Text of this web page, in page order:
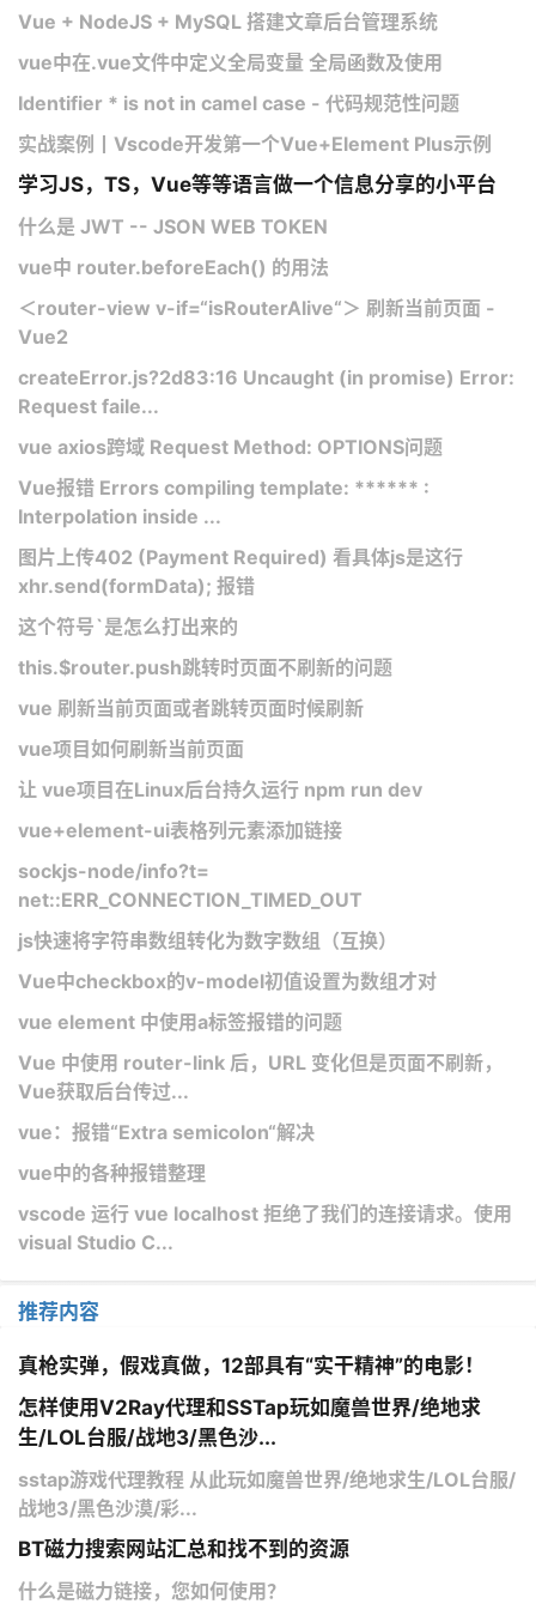
Vue + NodeJS + MySQL 搭建文章后台管理系统
vue中在.vue文件中定义全局变量 全局函数及使用
Identifier * is not in camel case - 代码规范性问题
实战案例丨Vscode开发第一个Vue+Element Plus示例
学习JS，TS，Vue等等语言做一个信息分享的小平台
什么是 JWT -- JSON WEB TOKEN
vue中 router.beforeEach() 的用法
＜router-view v-if=“isRouterAlive“＞ 刷新当前页面 -
Vue2
createError.js?2d83:16 Uncaught (in promise) Error:
Request faile...
vue axios跨域 Request Method: OPTIONS问题
Vue报错 Errors compiling template: ****** :
Interpolation inside ...
图片上传402 (Payment Required) 看具体js是这行
xhr.send(formData); 报错
这个符号`是怎么打出来的
this.$router.push跳转时页面不刷新的问题
vue 刷新当前页面或者跳转页面时候刷新
vue项目如何刷新当前页面
让 vue项目在Linux后台持久运行 npm run dev
vue+element-ui表格列元素添加链接
sockjs-node/info?t=
net::ERR_CONNECTION_TIMED_OUT
js快速将字符串数组转化为数字数组（互换）
Vue中checkbox的v-model初值设置为数组才对
vue element 中使用a标签报错的问题
Vue 中使用 router-link 后，URL 变化但是页面不刷新，
Vue获取后台传过...
vue：报错“Extra semicolon“解决
vue中的各种报错整理
vscode 运行 vue localhost 拒绝了我们的连接请求。使用
visual Studio C...
推荐内容
真枪实弹，假戏真做，12部具有“实干精神”的电影！
怎样使用V2Ray代理和SSTap玩如魔兽世界/绝地求
生/LOL台服/战地3/黑色沙...
sstap游戏代理教程 从此玩如魔兽世界/绝地求生/LOL台服/
战地3/黑色沙漠/彩...
BT磁力搜索网站汇总和找不到的资源
什么是磁力链接，您如何使用？